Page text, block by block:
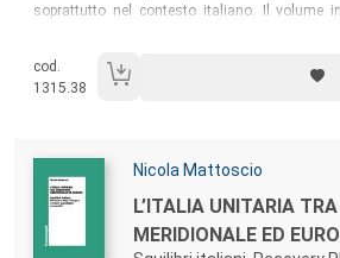
soprattutto nel contesto italiano. Il volume
vuoto attraverso un percorso di
culturali e comunicativi, alla formazione e
della conoscenza e all’integrazione
supporto della costruzione di uno
cod.
1315.38
Autori:
Nicola Mattoscio
Titolo:
L’ITALIA UNITARIA
MERIDIONALE ED